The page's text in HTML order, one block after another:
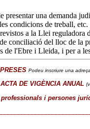
presentar una demanda
condicions de treball,
a la Llei reguladora
conciliació del lloc de la
de l'Ebre i Lleida, i per a
Podeu inscriure una
DE VIGÈNCIA ANUAL
i persones